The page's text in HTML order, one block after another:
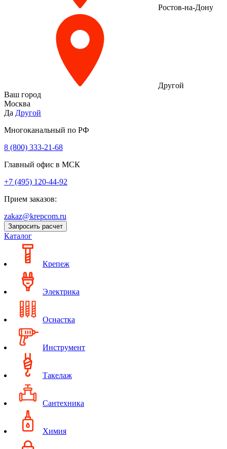
Ростов-на-Дону
Другой
Ваш город
Москва
Да Другой
Многоканальный по РФ
8 (800) 333‑21-68
Главный офис в МСК
+7 (495) 120-44-92
Прием заказов:
zakaz@krepcom.ru
Запросить расчет
Каталог
Крепеж
Электрика
Оснастка
Инструмент
Такелаж
Сантехника
Химия